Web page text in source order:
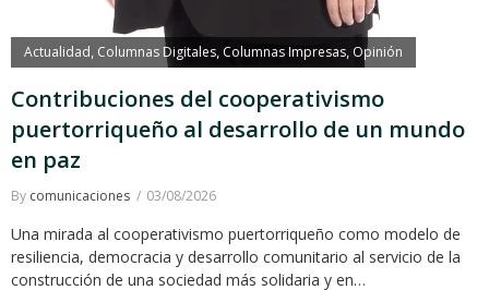
Actualidad, Columnas Digitales, Columnas Impresas, Opinión
Contribuciones del cooperativismo
puertorriqueño al desarrollo de un mundo
en paz
By comunicaciones 03/08/2026
Una mirada al cooperativismo puertorriqueño como modelo de
resiliencia, democracia y desarrollo comunitario al servicio de la
construcción de una sociedad más solidaria y en…